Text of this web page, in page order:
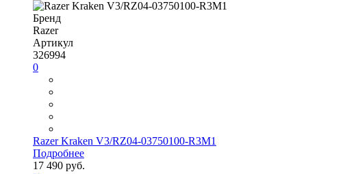
Бренд
Razer
Артикул
326994
0
Razer Kraken V3/RZ04-03750100-R3M1
Подробнее
17 490 руб.